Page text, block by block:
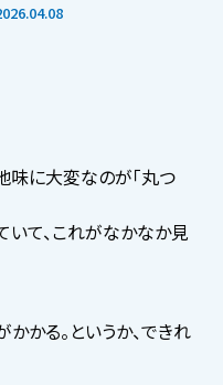
味に大変なのが「丸つ
て、これがなかなか見
かる。というか、できれ